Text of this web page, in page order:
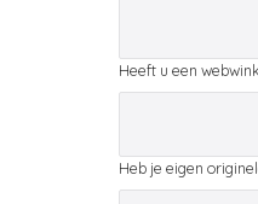
Heeft u een
Heb je eigen